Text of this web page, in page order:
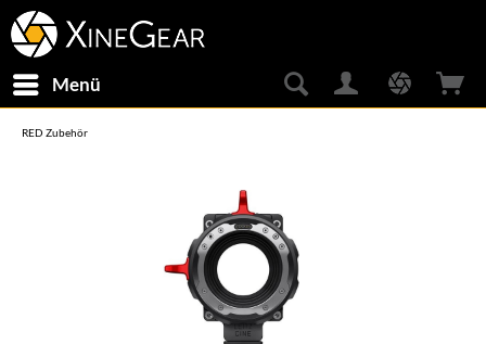
Menü
RED Zubehör